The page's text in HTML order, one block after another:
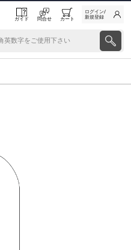
ガイド 問合せ カート
ログイン/
新規登録